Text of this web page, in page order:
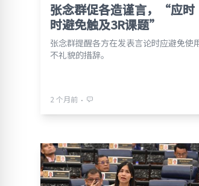
张念群促各造谨言，“应时
时避免触及3R课题”
张念群提醒各方在发表言论时应避免使
不礼貌的措辞。
2 个月前 ⋅